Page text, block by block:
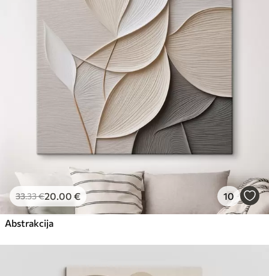
Eco-Premium
.00
33.33€20.00 € 10
Abstrakcija